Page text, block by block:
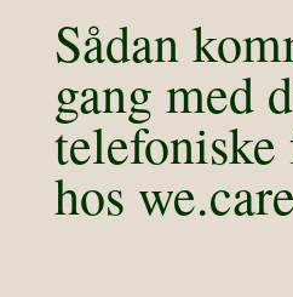
Sådan
gang med
hos we.care